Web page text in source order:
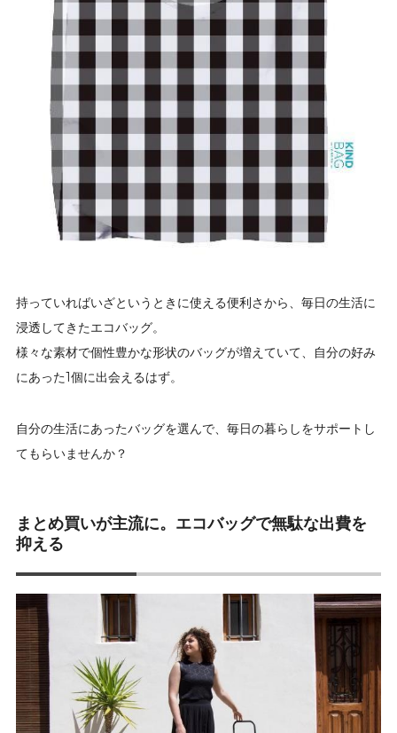
持っていればいざというときに使える便利さから、毎日の生活に
浸透してきたエコバッグ。
様々な素材で個性豊かな形状のバッグが増えていて、自分の好み
にあった1個に出会えるはず。
自分の生活にあったバッグを選んで、毎日の暮らしをサポートし
てもらいませんか？
まとめ買いが主流に。エコバッグで無駄な出費を
抑える